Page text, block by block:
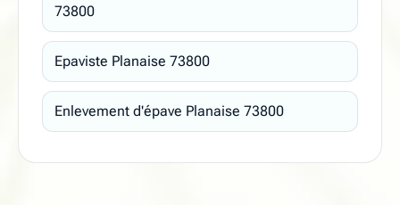
73800
Epaviste Planaise 73800
Enlevement d'épave Planaise 73800